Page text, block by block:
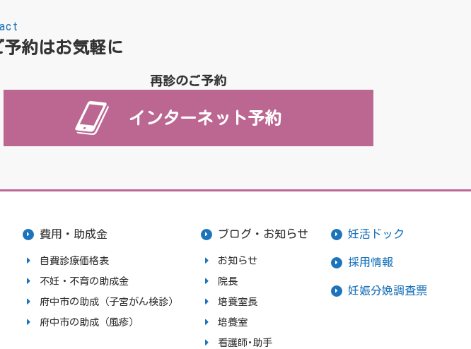
約はお気軽に
再診のご予約
インターネット予約
費用・助成金
自費診療価格表
不妊・不育の助成金
府中市の助成（子宮がん検診）
府中市の助成（風疹）
ブログ・お知らせ
お知らせ
院長
培養室長
培養室
看護師･助手
妊活ドック
採用情報
妊娠分娩調査票